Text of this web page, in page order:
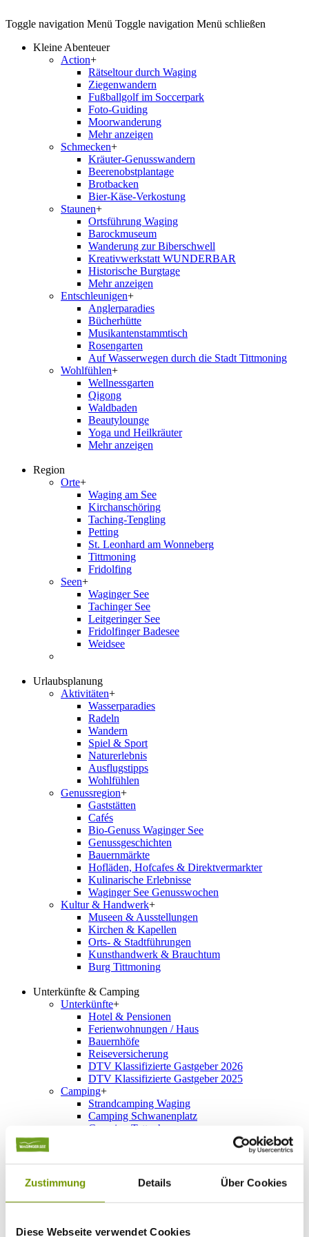
Zustimmung Details Über Cookies
Diese Webseite verwendet Cookies
Toggle navigation Menü Toggle navigation Menü schließen
Kleine Abenteuer
Action+
Rätseltour durch Waging
Ziegenwandern
Fußballgolf im Soccerpark
Foto-Guiding
Moorwanderung
Mehr anzeigen
Schmecken+
Kräuter-Genusswandern
Beerenobstplantage
Brotbacken
Bier-Käse-Verkostung
Staunen+
Ortsführung Waging
Barockmuseum
Wanderung zur Biberschwell
Kreativwerkstatt WUNDERBAR
Historische Burgtage
Mehr anzeigen
Entschleunigen+
Anglerparadies
Bücherhütte
Musikantenstammtisch
Rosengarten
Auf Wasserwegen durch die Stadt Tittmoning
Wohlfühlen+
Wellnessgarten
Qigong
Waldbaden
Beautylounge
Yoga und Heilkräuter
Mehr anzeigen
Region
Orte+
Waging am See
Kirchanschöring
Taching-Tengling
Petting
St. Leonhard am Wonneberg
Tittmoning
Fridolfing
Seen+
Waginger See
Tachinger See
Leitgeringer See
Fridolfinger Badesee
Weidsee
Urlaubsplanung
Aktivitäten+
Wasserparadies
Radeln
Wandern
Spiel & Sport
Naturerlebnis
Ausflugstipps
Wohlfühlen
Genussregion+
Gaststätten
Cafés
Bio-Genuss Waginger See
Genussgeschichten
Bauernmärkte
Hofläden, Hofcafes & Direktvermarkter
Kulinarische Erlebnisse
Waginger See Genusswochen
Kultur & Handwerk+
Museen & Ausstellungen
Kirchen & Kapellen
Orts- & Stadtführungen
Kunsthandwerk & Brauchtum
Burg Tittmoning
Unterkünfte & Camping
Unterkünfte+
Hotel & Pensionen
Ferienwohnungen / Haus
Bauernhöfe
Reiseversicherung
DTV Klassifizierte Gastgeber 2026
DTV Klassifizierte Gastgeber 2025
Camping+
Strandcamping Waging
Camping Schwanenplatz
Camping Tettenhausen
Hainz am See
Camping Wagner
Camping Stadler
Camping Seebauer
Schnellsuche+